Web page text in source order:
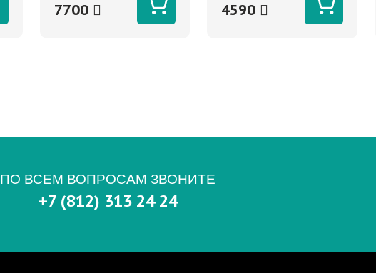
7700 4590
ПО ВСЕМ ВОПРОСАМ ЗВОНИТЕ
+7 (812) 313 24 24